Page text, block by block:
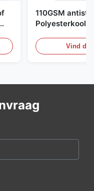
110GSM
Vind de